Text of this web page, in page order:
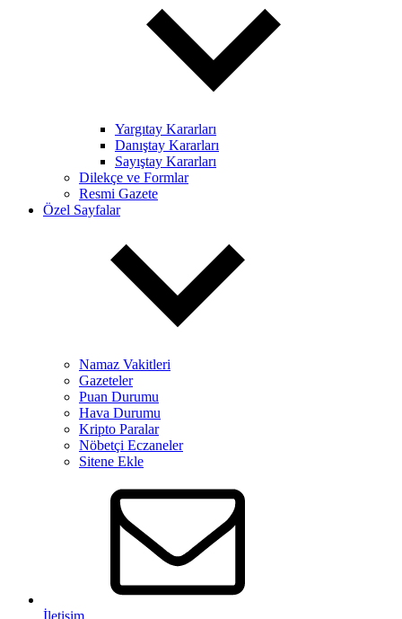
Yargıtay Kararları
Danıştay Kararları
Sayıştay Kararları
Dilekçe ve Formlar
Resmi Gazete
Özel Sayfalar
Namaz Vakitleri
Gazeteler
Puan Durumu
Hava Durumu
Kripto Paralar
Nöbetçi Eczaneler
Sitene Ekle
İletişim